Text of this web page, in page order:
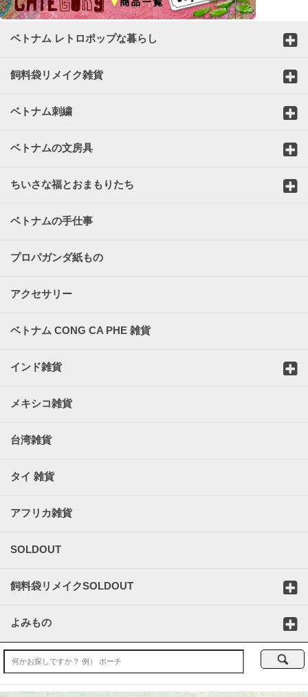
ベトナム レトロポップな暮らし
飼料袋リメイク雑貨
ベトナム刺繍
ベトナムの文房具
ちいさな福とおまもりたち
ベトナムの手仕事
プロパガンダ紙もの
アクセサリー
ベトナム CONG CA PHE 雑貨
インド雑貨
メキシコ雑貨
台湾雑貨
タイ 雑貨
アフリカ雑貨
SOLDOUT
飼料袋リメイクSOLDOUT
よみもの